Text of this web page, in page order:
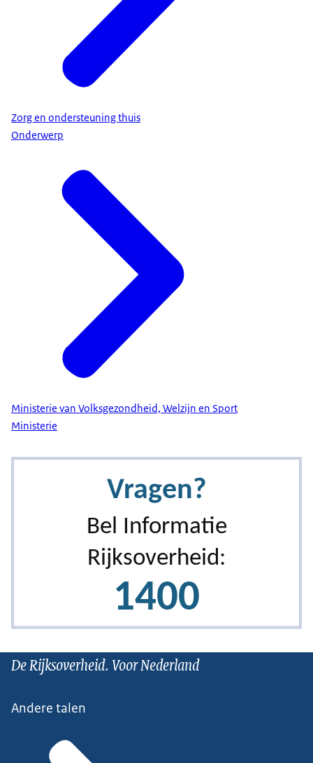
Zorg en ondersteuning thuis
Onderwerp
Ministerie van Volksgezondheid, Welzijn en Sport
Ministerie
De Rijksoverheid. Voor Nederland
Andere talen